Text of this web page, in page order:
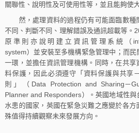
關聯性、說明性及可使用性等，並且能夠使
然，處理資料的過程仍有可能面臨數種
不同、判斷不同、理解錯誤及通訊超載等。
原準則亦說明建立資訊管理系統（
system）並安裝至多機構緊急管理中；而民
一環，並擔任資訊管理機構。同時，在共
料保護，因此必須遵守「資料保護與共享
則」（Data Protection and Sharing－
Planner and Responders）。英國地域性
水患的國家，英國在緊急災難之應變於各方
殊值得持續觀察未來發展方向。